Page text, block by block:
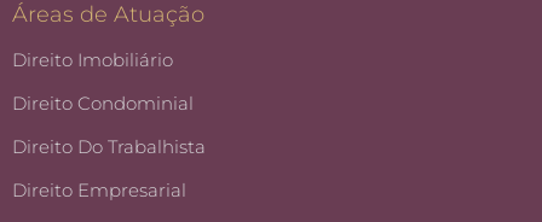
Áreas de Atuação
Direito Imobiliário
Direito Condominial
Direito Do Trabalhista
Direito Empresarial